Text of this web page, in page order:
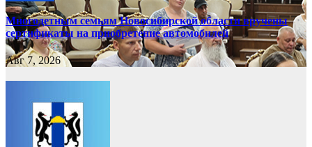
Многодетным семьям Новосибирской области вручены
сертификаты на приобретение автомобилей
Авг 7, 2026